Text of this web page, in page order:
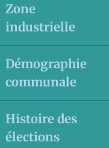
Zone
industrielle
Démographie
communale
Histoire des
élections